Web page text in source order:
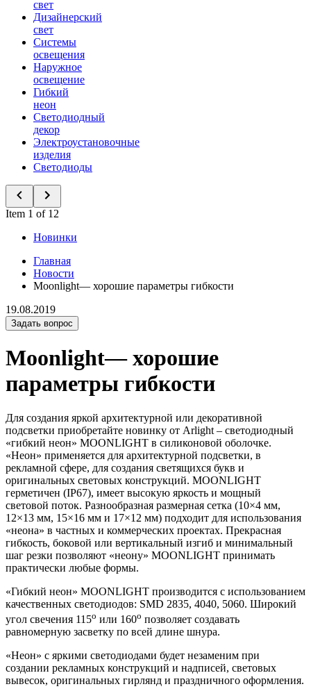
свет
Дизайнерский
свет
Системы
освещения
Наружное
освещение
Гибкий
неон
Светодиодный
декор
Электроустановочные
изделия
Светодиоды
Item 1 of 12
Новинки
Главная
Новости
Moonlight— хорошие параметры гибкости
19.08.2019
Задать вопрос
Moonlight— хорошие
параметры гибкости
Для создания яркой архитектурной или декоративной
подсветки приобретайте новинку от Arlight – светодиодный
«гибкий неон» MOONLIGHT в силиконовой оболочке.
«Неон» применяется для архитектурной подсветки, в
рекламной сфере, для создания светящихся букв и
оригинальных световых конструкций. MOONLIGHT
герметичен (IP67), имеет высокую яркость и мощный
световой поток. Разнообразная размерная сетка (10×4 мм,
12×13 мм, 15×16 мм и 17×12 мм) подходит для использования
«неона» в частных и коммерческих проектах. Прекрасная
гибкость, боковой или вертикальный изгиб и минимальный
шаг резки позволяют «неону» MOONLIGHT принимать
практически любые формы.
«Гибкий неон» MOONLIGHT производится с использованием
качественных светодиодов: SMD 2835, 4040, 5060. Широкий
угол свечения 115o или 160o позволяет создавать
равномерную засветку по всей длине шнура.
«Неон» с яркими светодиодами будет незаменим при
создании рекламных конструкций и надписей, световых
вывесок, оригинальных гирлянд и праздничного оформления.